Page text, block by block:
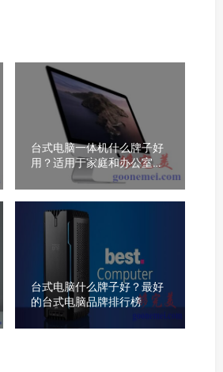
台式电脑一体机什么牌子好
用？适用于家庭和办公室的
顶级AIO PC
台式电脑什么牌子好？最好
的台式电脑品牌排行榜